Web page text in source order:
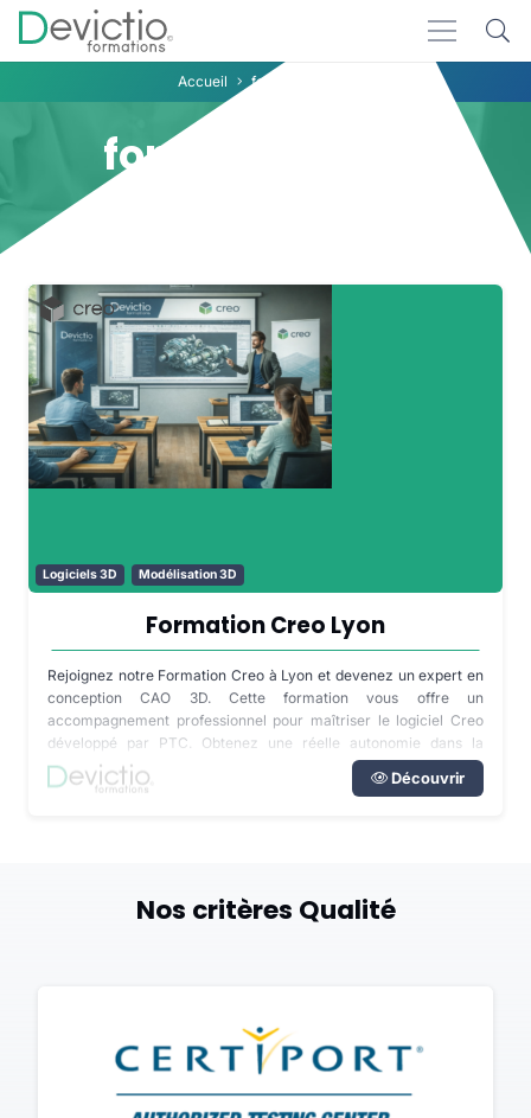
Accueil formation Creo
formation Creo
Logiciels 3D Modélisation 3D
Formation Creo Lyon
Rejoignez notre Formation Creo à Lyon et devenez un expert en
conception CAO 3D. Cette formation vous offre un
accompagnement professionnel pour maîtriser le logiciel Creo
développé par PTC. Obtenez une réelle autonomie dans la
conception de pièces, d'assemblages en 3D et de mises en plan.
Découvrir
Nos critères Qualité